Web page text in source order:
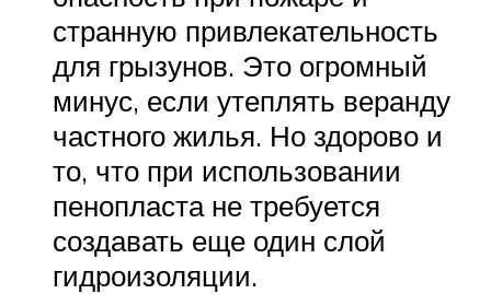
странную привлекательность
для грызунов. Это огромный
минус, если утеплять веранду
частного жилья. Но здорово и
то, что при использовании
пенопласта не требуется
создавать еще один слой
гидроизоляции.